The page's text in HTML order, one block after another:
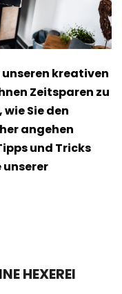
unseren kreativen
Zeitsparen zu
Sie den
angehen
und Tricks
unserer
HEXEREI